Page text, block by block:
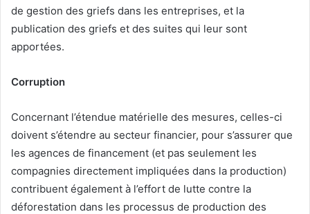
de gestion des griefs dans les entreprises, et la
publication des griefs et des suites qui leur sont
apportées.
Corruption
Concernant l’étendue matérielle des mesures, celles-ci
doivent s’étendre au secteur financier, pour s’assurer que
les agences de financement (et pas seulement les
compagnies directement impliquées dans la production)
contribuent également à l’effort de lutte contre la
déforestation dans les processus de production des